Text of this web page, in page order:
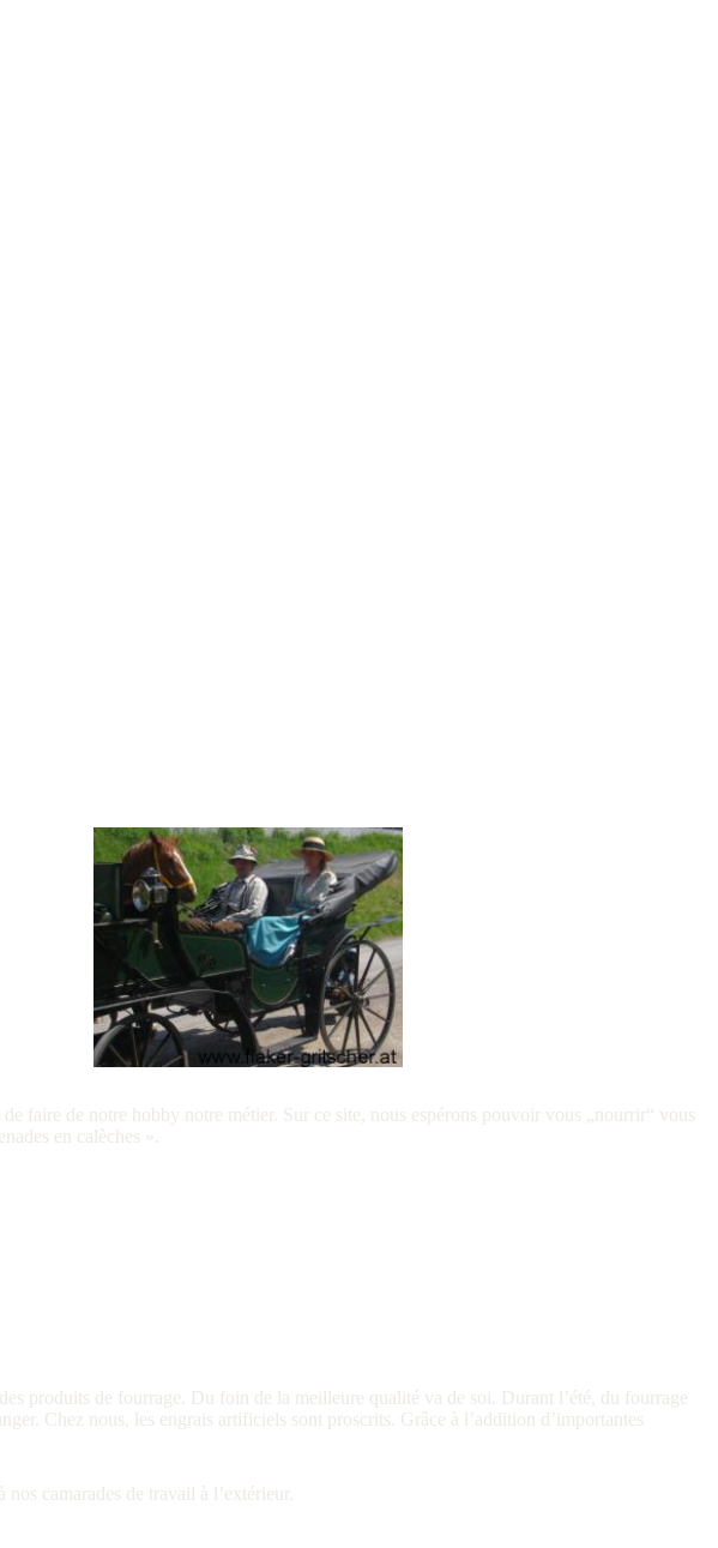
faire de notre hobby notre métier. Sur ce site, nous espérons pouvoir vous „nourrir“ vous
en calèches ».
produits de fourrage. Du foin de la meilleure qualité va de soi. Durant l’été, du fourrage
Chez nous, les engrais artificiels sont proscrits. Grâce à l’addition d’importantes
camarades de travail à l’extérieur.